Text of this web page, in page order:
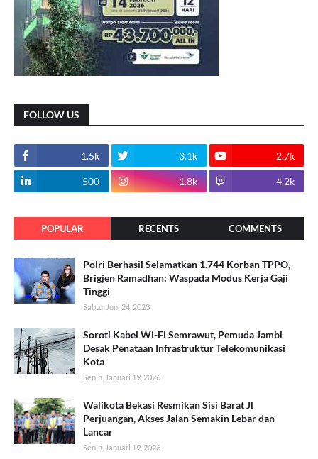
FOLLOW US
1.5k 3.1k 2.7k
500 1.8k 4.2k
POPULAR RECENTS COMMENTS
Polri Berhasil Selamatkan 1.744 Korban TPPO,
Brigjen Ramadhan: Waspada Modus Kerja Gaji
Tinggi
Sabtu, Juni 24, 2023
Soroti Kabel Wi-Fi Semrawut, Pemuda Jambi
Desak Penataan Infrastruktur Telekomunikasi
Kota
Senin, Januari 19, 2026
Walikota Bekasi Resmikan Sisi Barat Jl
Perjuangan, Akses Jalan Semakin Lebar dan
Lancar
Senin, Januari 19, 2026